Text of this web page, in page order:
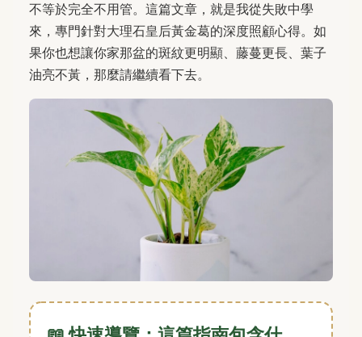
不等於完全不用管。這篇文章，就是我從失敗中學
來，專門針對大理石皇后黃金葛的深度照顧心得。如
果你也想讓你家那盆的斑紋更明顯、藤蔓更長、葉子
油亮不黃，那麼請繼續看下去。